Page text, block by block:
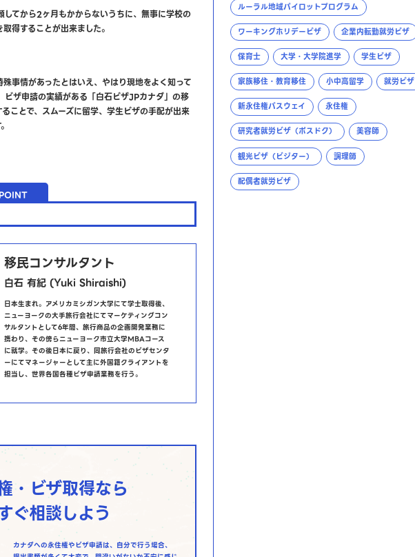
してから2ヶ月もかからないうちに、無事に学校の
得することが出来ました。
事情があったとはいえ、やはり現地をよく知って
ビザ申請の実績がある「白石ビザJPカナダ」の移
ことで、スムーズに留学、学生ビザの手配が出来
移民コンサルタント
白石 有紀 (Yuki Shiraishi)
日本生まれ。アメリカミシガン大学にて学士取得後、
ニューヨークの大手旅行会社にてマーケティングコン
サルタントとして6年間、旅行商品の企画開発業務に
携わり、その傍らニューヨーク市立大学MBAコース
に就学。その後日本に戻り、同旅行会社のビザセンタ
ーにてマネージャーとして主に外国籍クライアントを
担当し、世界各国各種ビザ申請業務を行う。
・ビザ取得なら
ぐ相談しよう
カナダへの永住権やビザ申請は、自分で行う場合、
ルーラル地域パイロットプログラム
ワーキングホリデービザ 企業内転勤就労ビザ
保育士 大学・大学院進学 学生ビザ
家族移住・教育移住 小中高留学 就労ビザ
新永住権パスウェイ 永住権
研究者就労ビザ（ポスドク） 美容師
観光ビザ（ビジター） 調理師
配偶者就労ビザ